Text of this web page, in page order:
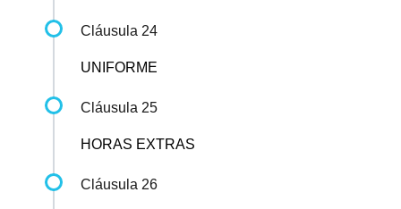
Cláusula 24
UNIFORME
Cláusula 25
HORAS EXTRAS
Cláusula 26